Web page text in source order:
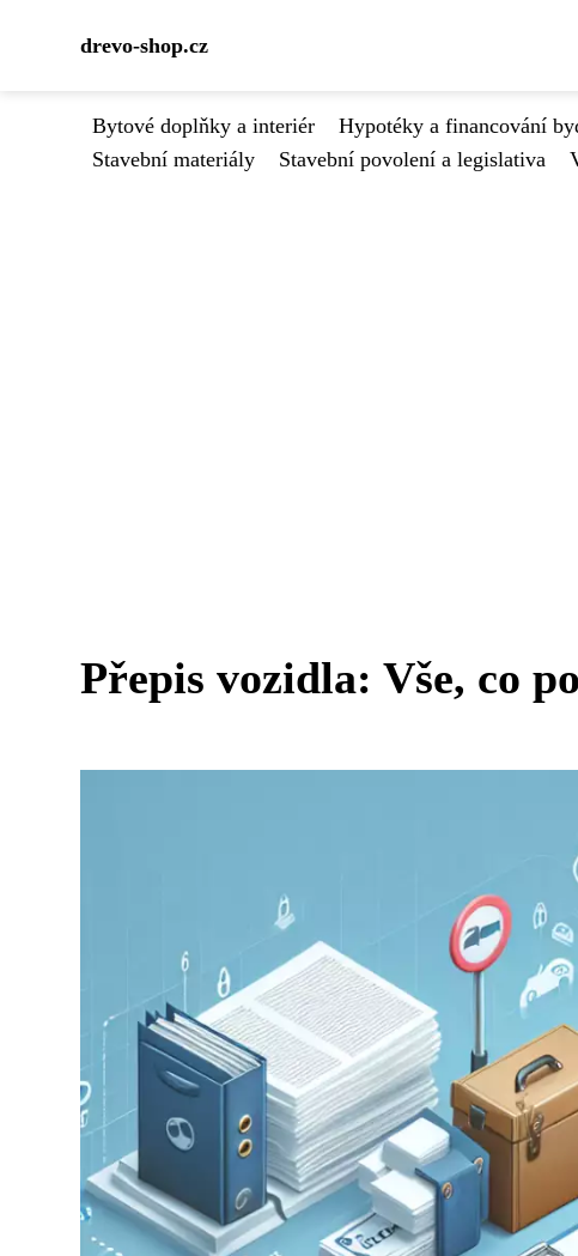
drevo-shop.cz
Bytové doplňky a interiér Hypotéky a financování
Stavební materiály
Stavební povolení a legislativa
Přepis vozidla: Vše, co